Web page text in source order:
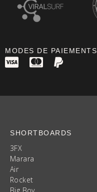
MODES DE PAIEMENTS
SHORTBOARDS
3FX
Marara
Air
Rocket
Big Boy